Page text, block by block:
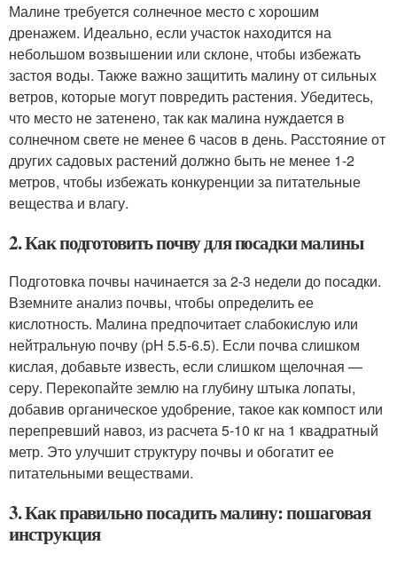
Малине требуется солнечное место с хорошим
дренажем. Идеально, если участок находится на
небольшом возвышении или склоне, чтобы избежать
застоя воды. Также важно защитить малину от сильных
ветров, которые могут повредить растения. Убедитесь,
что место не затенено, так как малина нуждается в
солнечном свете не менее 6 часов в день. Расстояние от
других садовых растений должно быть не менее 1-2
метров, чтобы избежать конкуренции за питательные
вещества и влагу.
2. Как подготовить почву для посадки малины
Подготовка почвы начинается за 2-3 недели до посадки.
Вземните анализ почвы, чтобы определить ее
кислотность. Малина предпочитает слабокислую или
нейтральную почву (pH 5.5-6.5). Если почва слишком
кислая, добавьте известь, если слишком щелочная —
серу. Перекопайте землю на глубину штыка лопаты,
добавив органическое удобрение, такое как компост или
перепревший навоз, из расчета 5-10 кг на 1 квадратный
метр. Это улучшит структуру почвы и обогатит ее
питательными веществами.
3. Как правильно посадить малину: пошаговая
инструкция